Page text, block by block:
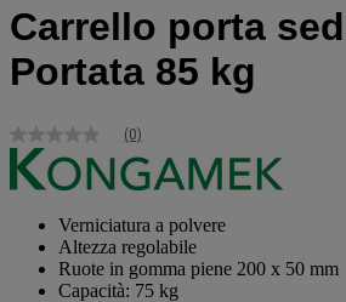
Carrello porta
Portata 85 kg
Nessuna
valutazione
Stesso
pagina.
(0)
Verniciatura a polvere
Altezza regolabile
Ruote in gomma piene 200 x 50 mm
Capacità: 75 kg